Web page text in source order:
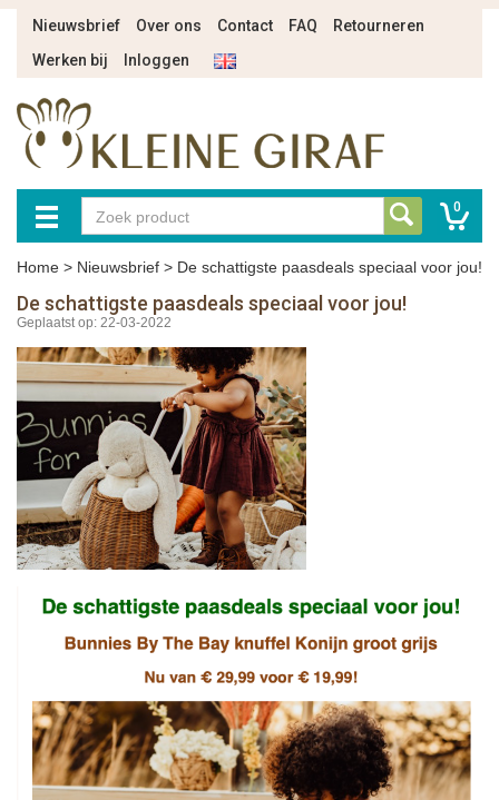
Nieuwsbrief Over ons Contact FAQ
Retourneren
Werken bij
Inloggen
0
Home > Nieuwsbrief > De schattigste paasdeals speciaal voor jou!
De schattigste paasdeals speciaal voor jou!
Geplaatst op: 22-03-2022